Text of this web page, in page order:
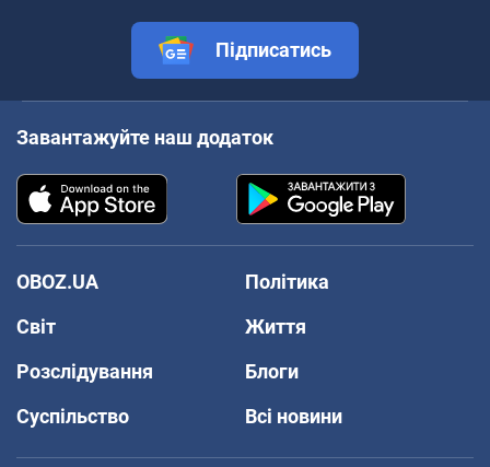
Підписатись
Завантажуйте наш додаток
OBOZ.UA
Політика
Світ
Життя
Розслідування
Блоги
Суспільство
Всі новини